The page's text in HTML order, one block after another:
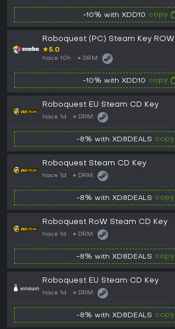
-10% with XDD10 copy
Roboquest (PC) Steam Key ROW
★5.0
hace 10h DRM:
-10% with XDD10 copy
Roboquest EU Steam CD Key
hace 1d DRM:
-8% with XD8DEALS copy
Roboquest Steam CD Key
hace 1d DRM:
-8% with XD8DEALS copy
Roboquest RoW Steam CD Key
hace 1d DRM:
-8% with XD8DEALS copy
Roboquest EU Steam CD Key
hace 1d DRM:
-8% with XD8DEALS copy